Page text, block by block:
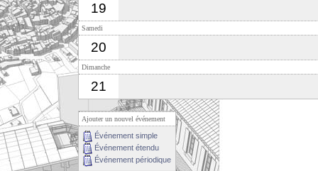
19
Samedi
20
Dimanche
21
Ajouter un nouvel événement
Événement simple
Événement étendu
Événement périodique